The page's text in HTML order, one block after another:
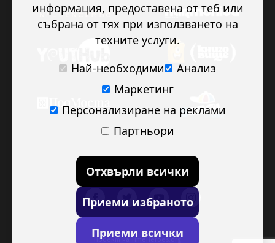
Проект на
информация, предоставена от теб или
събрана от тях при използването на
техните услуги.
Най-необходими
Анализ
Маркетинг
Персонализиране на реклами
Партньори
Отхвърли всички
Приеми избраното
Приеми всички